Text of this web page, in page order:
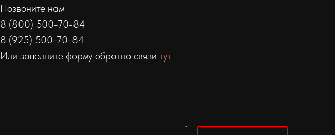
Позвоните нам
8 (800) 500-70-84
8 (925) 500-70-84
Или заполните форму обратно связи тут